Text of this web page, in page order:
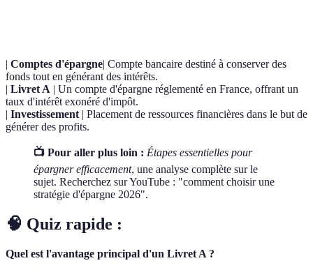
| Comptes d'épargne| Compte bancaire destiné à conserver des
fonds tout en générant des intérêts.
| Livret A | Un compte d'épargne réglementé en France, offrant un
taux d'intérêt exonéré d'impôt.
| Investissement | Placement de ressources financières dans le but de
générer des profits.
📺 Pour aller plus loin : Étapes essentielles pour
épargner efficacement, une analyse complète sur le
sujet. Recherchez sur YouTube : "comment choisir une
stratégie d'épargne 2026".
🧠 Quiz rapide :
Quel est l'avantage principal d'un Livret A ?